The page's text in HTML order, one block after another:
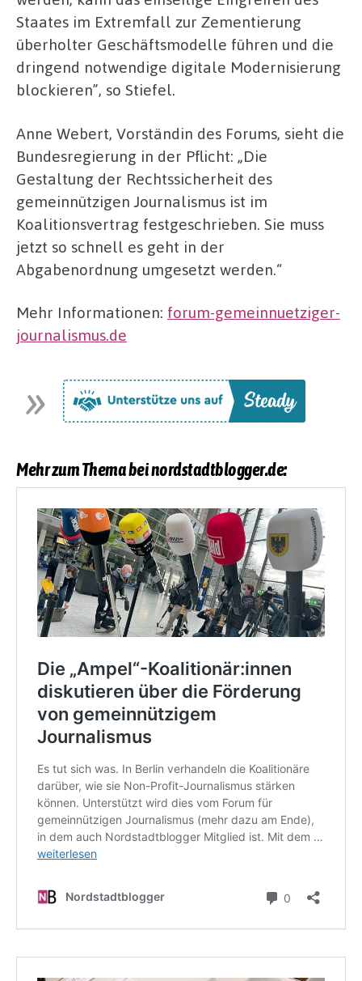
Staates im Extremfall zur Zementierung
überholter Geschäftsmodelle führen und die
dringend notwendige digitale Modernisierung
blockieren”, so Stiefel.
Anne Webert, Vorständin des Forums, sieht die
Bundesregierung in der Pflicht: „Die
Gestaltung der Rechtssicherheit des
gemeinnützigen Journalismus ist im
Koalitionsvertrag festgeschrieben. Sie muss
jetzt so schnell es geht in der
Abgabenordnung umgesetzt werden.“
Mehr Informationen: forum-gemeinnuetziger-
journalismus.de
Mehr zum Thema bei nordstadtblogger.de: